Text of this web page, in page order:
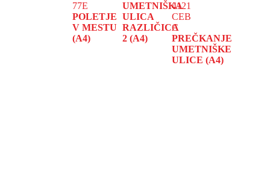
POLETJE
V MESTU
(A4)
UMETNIŠKA
ULICA
RAZLIČICA
2 (A4)
PREČKANJE
UMETNIŠKE
ULICE (A4)